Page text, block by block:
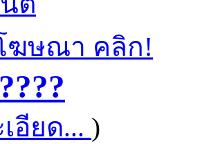
ฆษณา คลิก!
อียด... )